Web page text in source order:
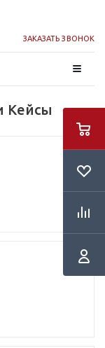
ЗАКАЗАТЬ ЗВОНОК
Кейсы